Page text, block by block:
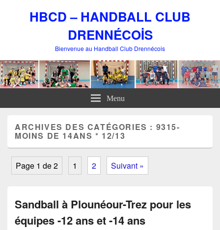
HBCD – HANDBALL CLUB
DRENNÉCOİS
Bienvenue au Handball Club Drennécois
Menu
ARCHIVES DES CATÉGORIES : 9315-
MOINS DE 14ANS * 12/13
Page 1 de 2 1 2 Suivant »
Sandball à Plounéour-Trez pour les
équipes -12 ans et -14 ans